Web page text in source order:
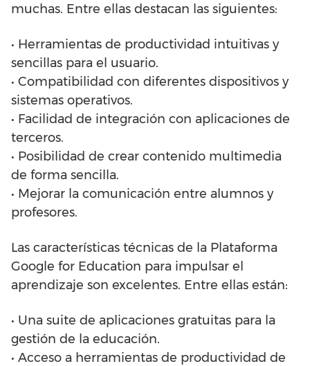
muchas. Entre ellas destacan las siguientes:
• Herramientas de productividad intuitivas y
sencillas para el usuario.
• Compatibilidad con diferentes dispositivos y
sistemas operativos.
• Facilidad de integración con aplicaciones de
terceros.
• Posibilidad de crear contenido multimedia
de forma sencilla.
• Mejorar la comunicación entre alumnos y
profesores.
Las características técnicas de la Plataforma
Google for Education para impulsar el
aprendizaje son excelentes. Entre ellas están:
• Una suite de aplicaciones gratuitas para la
gestión de la educación.
• Acceso a herramientas de productividad de